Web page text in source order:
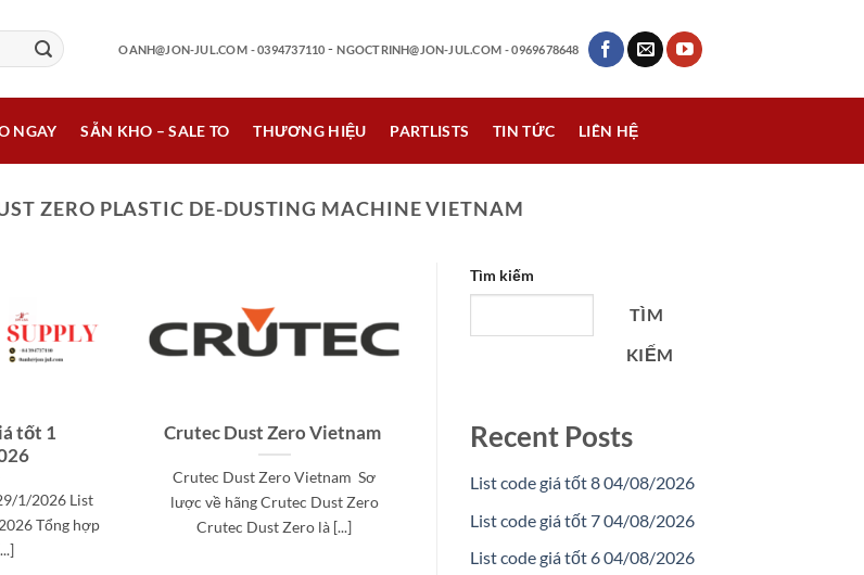
OANH@JON-JUL.COM - 0394737110 -NGOCTRINH@JON-JUL.COM - 0969678648
NGAY SẴN KHO – SALE TO THƯƠNG HIỆU PARTLISTS TIN TỨC LIÊN HỆ
ZERO PLASTIC DE-DUSTING MACHINE VIETNAM
tốt 1
1/2026 List
Tổng hợp
Crutec Dust Zero Vietnam
Crutec Dust Zero Vietnam Sơ
lược về hãng Crutec Dust Zero
Crutec Dust Zero là [...]
Tìm kiếm
TÌM
KIẾM
Recent Posts
List code giá tốt 8 04/08/2026
List code giá tốt 7 04/08/2026
List code giá tốt 6 04/08/2026